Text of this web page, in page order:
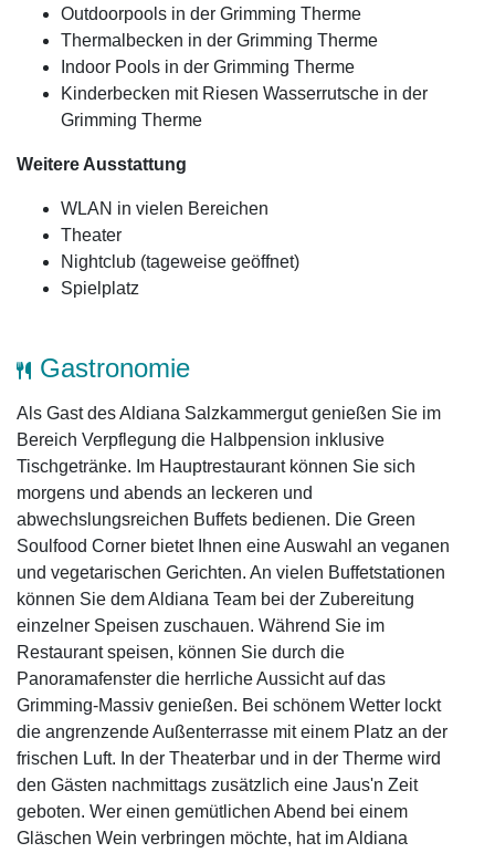
Outdoorpools in der Grimming Therme
Thermalbecken in der Grimming Therme
Indoor Pools in der Grimming Therme
Kinderbecken mit Riesen Wasserrutsche in der
Grimming Therme
Weitere Ausstattung
WLAN in vielen Bereichen
Theater
Nightclub (tageweise geöffnet)
Spielplatz
Gastronomie
Als Gast des Aldiana Salzkammergut genießen Sie im
Bereich Verpflegung die Halbpension inklusive
Tischgetränke. Im Hauptrestaurant können Sie sich
morgens und abends an leckeren und
abwechslungsreichen Buffets bedienen. Die Green
Soulfood Corner bietet Ihnen eine Auswahl an veganen
und vegetarischen Gerichten. An vielen Buffetstationen
können Sie dem Aldiana Team bei der Zubereitung
einzelner Speisen zuschauen. Während Sie im
Restaurant speisen, können Sie durch die
Panoramafenster die herrliche Aussicht auf das
Grimming-Massiv genießen. Bei schönem Wetter lockt
die angrenzende Außenterrasse mit einem Platz an der
frischen Luft. In der Theaterbar und in der Therme wird
den Gästen nachmittags zusätzlich eine Jaus'n Zeit
geboten. Wer einen gemütlichen Abend bei einem
Gläschen Wein verbringen möchte, hat im Aldiana